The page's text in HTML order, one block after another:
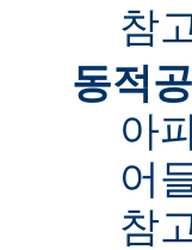
참
동적
아
어
참